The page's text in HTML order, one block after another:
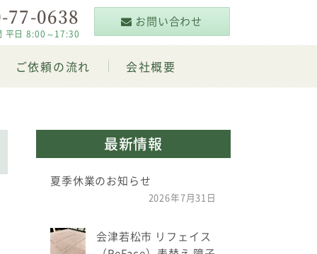
77-0638
平日 8:00～17:30
お問い合わせ
ご依頼の流れ 会社概要
最新情報
夏季休業のお知らせ
2026年7月31日
会津若松市 リフェイス